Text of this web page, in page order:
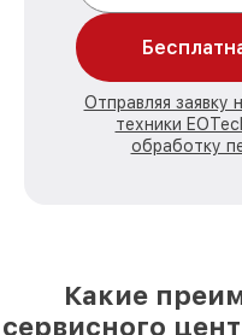
Отправляя заявку
техники
обработку
Какие
сервисного